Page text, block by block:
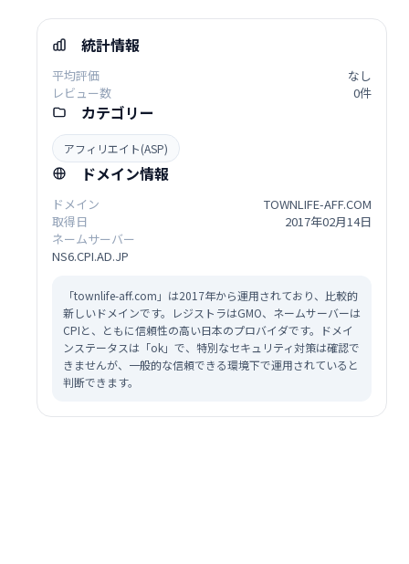
統計情報
平均評価
なし
レビュー数
0件
カテゴリー
アフィリエイト(ASP)
ドメイン情報
ドメイン
TOWNLIFE-AFF.COM
取得日
2017年02月14日
ネームサーバー
NS6.CPI.AD.JP
「townlife-aff.com」は2017年から運用されており、比較的
新しいドメインです。レジストラはGMO、ネームサーバーは
CPIと、ともに信頼性の高い日本のプロバイダです。ドメイ
ンステータスは「ok」で、特別なセキュリティ対策は確認で
きませんが、一般的な信頼できる環境下で運用されていると
判断できます。